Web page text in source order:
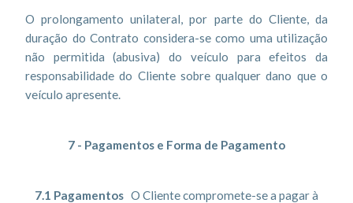
O prolongamento unilateral, por parte do Cliente, da
duração do Contrato considera-se como uma utilização
não permitida (abusiva) do veículo para efeitos da
responsabilidade do Cliente sobre qualquer dano que o
veículo apresente.
7 - Pagamentos e Forma de Pagamento
7.1 Pagamentos O Cliente compromete-se a pagar à